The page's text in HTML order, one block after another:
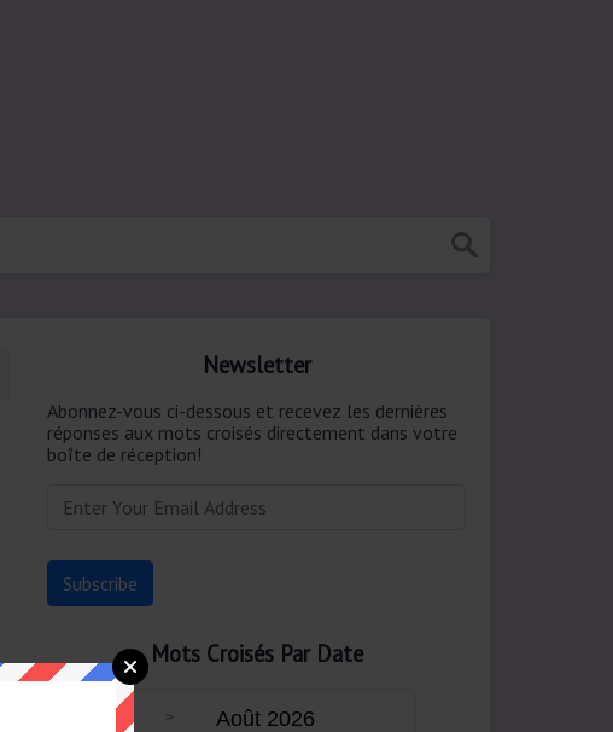
Newsletter
Abonnez-vous ci-dessous et recevez les dernières
réponses aux mots croisés directement dans votre
boîte de réception!
Mots Croisés Par Date
Août 2026